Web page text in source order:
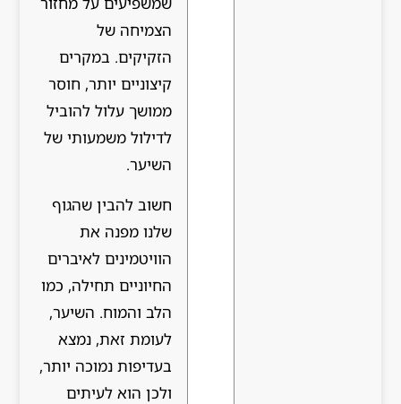
הצמיחה של
הזקיקים. במקרים
קיצוניים יותר, חוסר
ממושך עלול להוביל
לדילול משמעותי של
חשוב להבין שהגוף
שלנו מפנה את
הוויטמינים לאיברים
החיוניים תחילה, כמו
הלב והמוח. השיער,
לעומת זאת, נמצא
בעדיפות נמוכה יותר,
ולכן הוא לעיתים